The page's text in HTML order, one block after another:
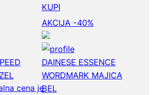
KUPI
cena je
AKCIJA -40%
DAINESE ESSENCE
WORDMARK MAJICA
BEL